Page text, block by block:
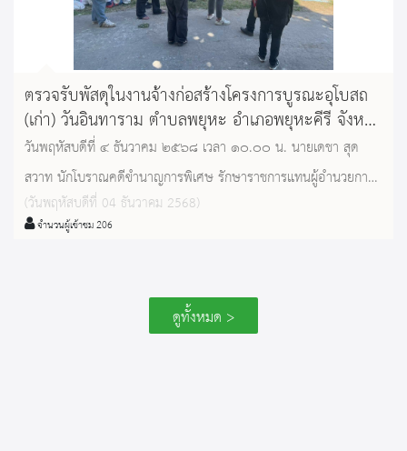
ตรวจรับพัสดุในงานจ้างก่อสร้างโครงการบูรณะอุโบสถ
(เก่า) วันอินทาราม ตำบลพยุหะ อำเภอพยุหะคีรี จังหวัด
นครสวรรค์
วันพฤหัสบดีที่ ๔ ธันวาคม ๒๕๖๘ เวลา ๑๐.๐๐ น. นายเดชา สุด
สวาท นักโบราณคดีขำนาญการพิเศษ รักษาราชการแทนผู้อำนวยการ
สำนักศิลปากรที่ ๔ ลพบุรี ประธานกรรมการ และคณะกรรมการตรวจ
รับพัสดุในงานจ้างก่อสร้างโครงการบูรณะอุโบสถ (เก่า) วันอินทาราม
เศรษฐกิจตามแผนการขับเคลื่อนเศรษฐกิจของกรมศิลปากร กระทรวง
(วันพฤหัสบดีที่ 04 ธันวาคม 2568)
จำนวนผู้เข้าชม 206
ดูทั้งหมด >